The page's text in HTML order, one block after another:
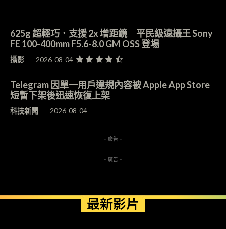
625g 超輕巧．支援 2x 增距鏡 平民級遠攝王 Sony
FE 100-400mm F5.6-8.0 GM OSS 登場
攝影 2026-08-04
Telegram 因單一用戶違規內容被 Apple App Store
短暫下架後迅速恢復上架
科技新聞 2026-08-04
- 廣告 -
- 廣告 -
最新影片